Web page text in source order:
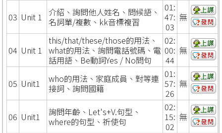
03 Unit 1
介紹、詢問他人姓名、問候語、
名詞單/複數、kk音標複習
01:
47:
03
無
04 Unit 1
this/that/these/those的用法、
what的用法、詢問電話號碼、電
話用語、Be動詞Yes / No問句
02:
00:
44
無
05 Unit1
who的用法、家庭成員、對等連
接詞、詢問國籍
01:
57:
26
無
06 Unit1
詢問年齡、Let's+V.句型、
where的句型、祈使句
02:
15:
02
無